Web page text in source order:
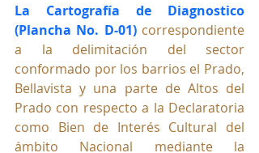
La Cartografía de Diagnostico
(Plancha No. D-01) correspondiente
a la delimitación del sector
conformado por los barrios el Prado,
Bellavista y una parte de Altos del
Prado con respecto a la Declaratoria
como Bien de Interés Cultural del
ámbito Nacional mediante la